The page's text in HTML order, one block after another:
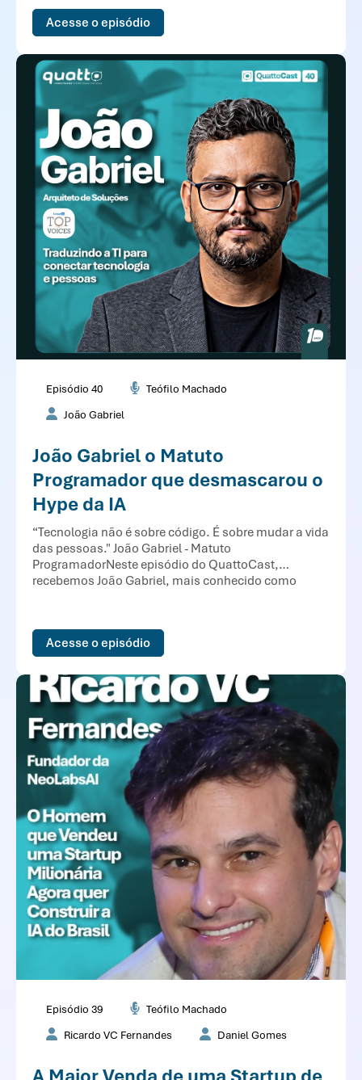
compartilha sua trajetória profissional, suas
experiências no setor de tecnologia...
Acesse o episódio
Episódio 40
Teófilo Machado
João Gabriel
João Gabriel o Matuto
Programador que desmascarou o
Hype da IA
“Tecnologia não é sobre código. É sobre mudar a vida
das pessoas." João Gabriel - Matuto
ProgramadorNeste episódio do QuattoCast,
recebemos João Gabriel, mais conhecido como
uma das maiores comunidades de tecnologia do
Brasil, para uma conversa direta...
Acesse o episódio
Episódio 39
Teófilo Machado
Ricardo VC Fernandes
Daniel Gomes